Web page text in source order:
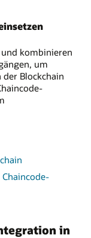
kombinieren
um
Blockchain
in